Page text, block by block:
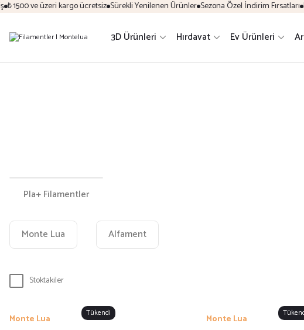
ve üzeri kargo ücretsiz Sürekli Yenilenen Ürünler Sezona Özel İndirim Fırsatları
3D Ürünleri Hırdavat Ev Ürünleri
Pla+ Filamentler
Monte Lua Alfament
Stoktakiler
Tükendi
Monte Lua Monte Lua